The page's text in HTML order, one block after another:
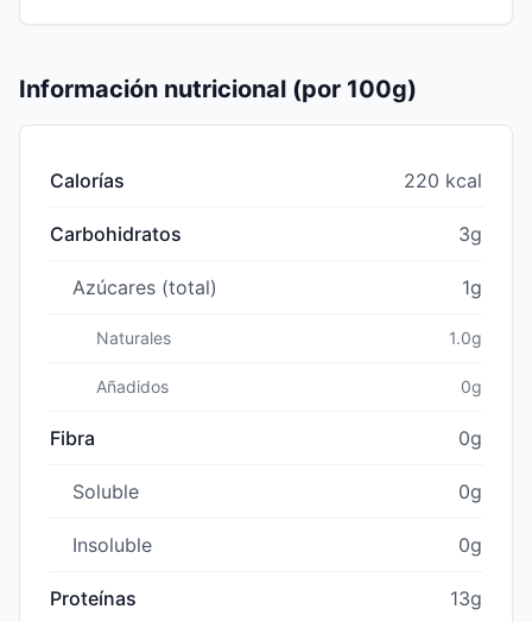
Información nutricional (por 100g)
Calorías 220 kcal
Carbohidratos 3g
Azúcares (total) 1g
Naturales 1.0g
Añadidos 0g
Fibra 0g
Soluble 0g
Insoluble 0g
Proteínas 13g